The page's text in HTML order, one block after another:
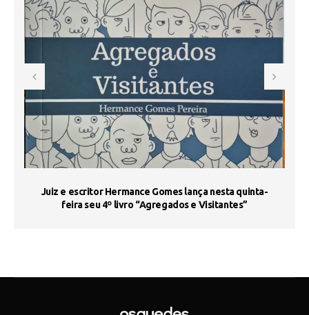
Juiz e escritor Hermance Gomes lança nesta quinta-
feira seu 4º livro “Agregados e Visitantes”